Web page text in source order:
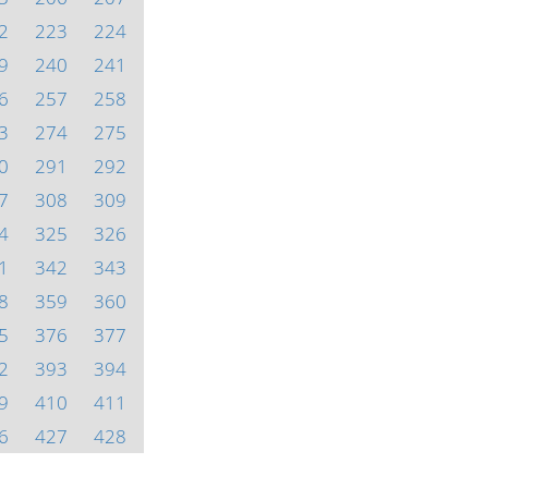
223
224
240
241
257
258
274
275
291
292
308
309
325
326
342
343
359
360
376
377
393
394
410
411
427
428